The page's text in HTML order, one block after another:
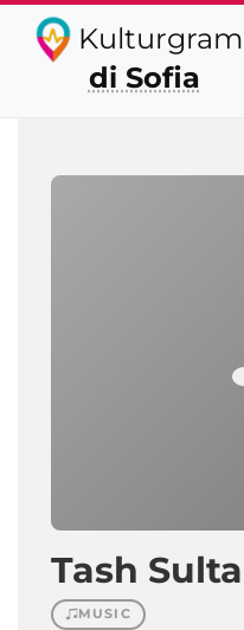
di Sofia
Tash
MUSIC